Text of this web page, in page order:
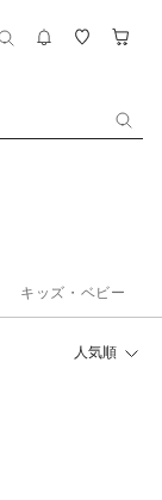
キッズ・ベビー
人気順